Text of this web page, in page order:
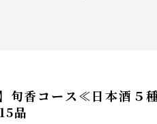
旬香コース≪日本酒
品